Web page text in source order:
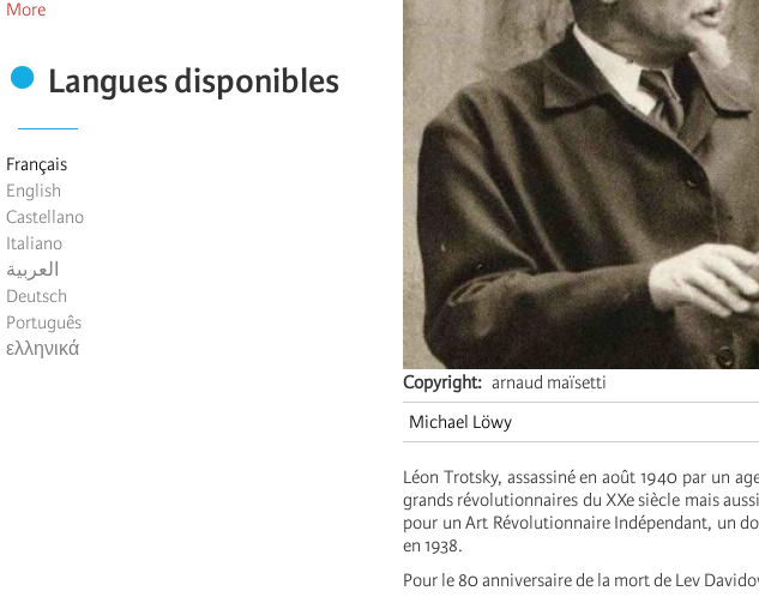
More
Langues disponibles
Français
English
Castellano
Italiano
العربية
Deutsch
Português
ελληνικά
Copyright
arnaud maïsetti
Michael Löwy
Léon Trotsky, assassiné en août 1940 par un
grands révolutionnaires du XXe siècle mais
pour un Art Révolutionnaire Indépendant, un
en 1938.
Pour le 80 anniversaire de la mort de Lev